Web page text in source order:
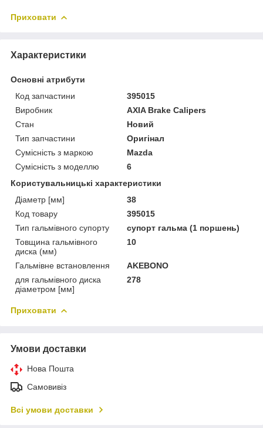
Приховати
Характеристики
Основні атрибути
Код запчастини
395015
Виробник
AXIA Brake Calipers
Стан
Новий
Тип запчастини
Оригінал
Сумісність з маркою
Mazda
Сумісність з моделлю
6
Користувальницькі характеристики
Діаметр [мм]
38
Код товару
395015
Тип гальмівного супорту
супорт гальма (1 поршень)
Товщина гальмівного
диска (мм)
10
Гальмівне встановлення
AKEBONO
для гальмівного диска
діаметром [мм]
278
Приховати
Умови доставки
Нова Пошта
Самовивіз
Всі умови доставки